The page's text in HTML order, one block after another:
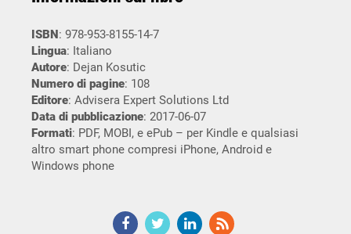
ISBN: 978-953-8155-14-7
Lingua: Italiano
Autore: Dejan Kosutic
Numero di pagine: 108
Editore: Advisera Expert Solutions Ltd
Data di pubblicazione: 2017-06-07
Formati: PDF, MOBI, e ePub – per Kindle e qualsiasi
altro smart phone compresi iPhone, Android e
Windows phone